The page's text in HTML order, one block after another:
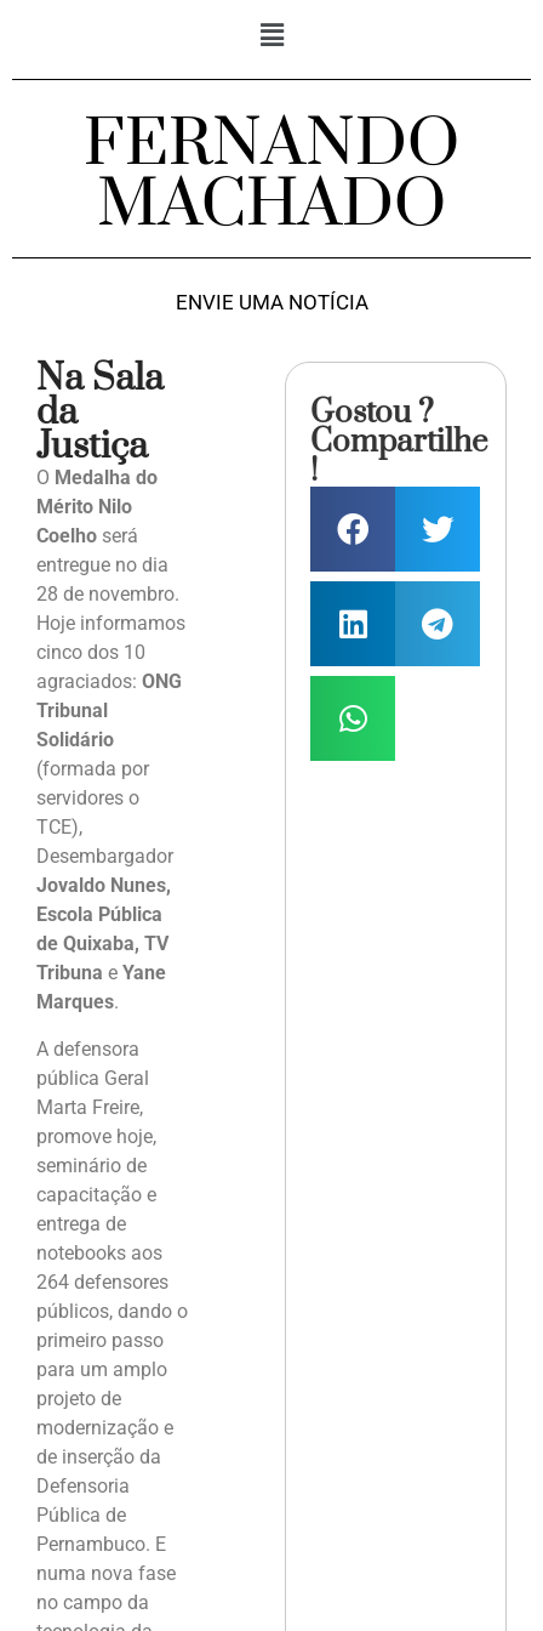
FERNANDO
MACHADO
ENVIE UMA NOTÍCIA
Na Sala
da
Justiça
O Medalha do
Mérito Nilo
Coelho será
entregue no dia
28 de novembro.
Hoje informamos
cinco dos 10
agraciados: ONG
Tribunal
Solidário
(formada por
servidores o
TCE),
Desembargador
Jovaldo Nunes,
Escola Pública
de Quixaba, TV
Tribuna e Yane
Marques.
A defensora
pública Geral
Marta Freire,
promove hoje,
seminário de
capacitação e
entrega de
notebooks aos
264 defensores
públicos, dando o
primeiro passo
para um amplo
projeto de
modernização e
de inserção da
Defensoria
Pública de
Pernambuco. E
numa nova fase
no campo da
Gostou ?
Compartilhe
!